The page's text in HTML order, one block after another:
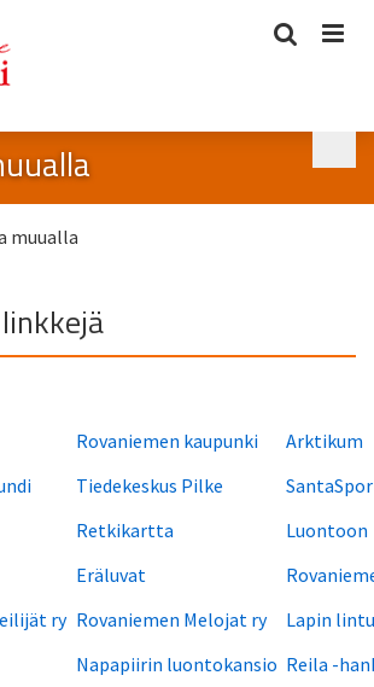
muualla
ry
Rovaniemen kaupunki
Tiedekeskus Pilke
Retkikartta
Eräluvat
Rovaniemen Melojat ry
Napapiirin luontokansio
Arktikum
Luontoon
Lapin
Reila -